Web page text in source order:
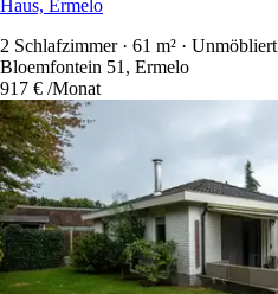
Haus, Ermelo
2 Schlafzimmer · 61 m² · Unmöbliert
Bloemfontein 51, Ermelo
917 € /Monat